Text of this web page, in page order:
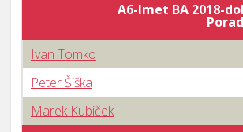
A6-Imet BA 2018-
Ivan Tomko
Peter Šiška
Marek Kubiček